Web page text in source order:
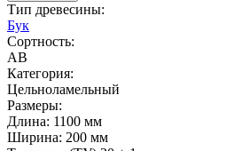
Тип древесины:
Бук
Сортность:
AB
Категория:
Цельноламельный
Размеры:
Длина: 1100 мм
Ширина: 200 мм